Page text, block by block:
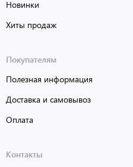
Новинки
Хиты продаж
Покупателям
Полезная информация
Доставка и самовывоз
Оплата
Контакты